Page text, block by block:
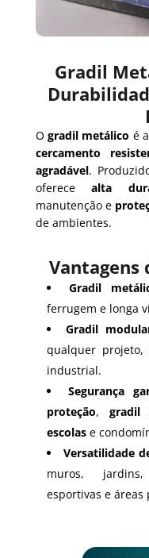
Gradil
Ogradil metálico é
cercamento
agradável.
oferecealta
manutenção e
de ambientes.
Vantagens
Gradil
ferrugem e longa
Gradil
qualquer
industrial.
Segurança
proteção, gradil
escolase
Versatilidade
muros, jardins,
esportivas e áreas